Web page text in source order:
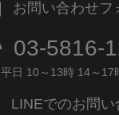
お問い合わせフ
03-5816-
平日 10～13時 14～17
LINEでのお問い